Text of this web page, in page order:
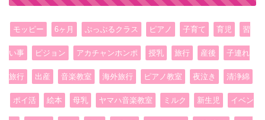
モッピー 6ヶ月 ぷっぷるクラス ピアノ 子育て 育児 習
い事 ピジョン アカチャンホンポ 授乳 旅行 産後 子連れ
旅行 出産 音楽教室 海外旅行 ピアノ教室 夜泣き 清浄綿
ポイ活 絵本 母乳 ヤマハ音楽教室 ミルク 新生児 イベン